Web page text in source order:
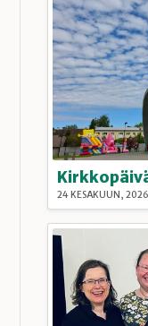
24 KESÄKUUN, 2026